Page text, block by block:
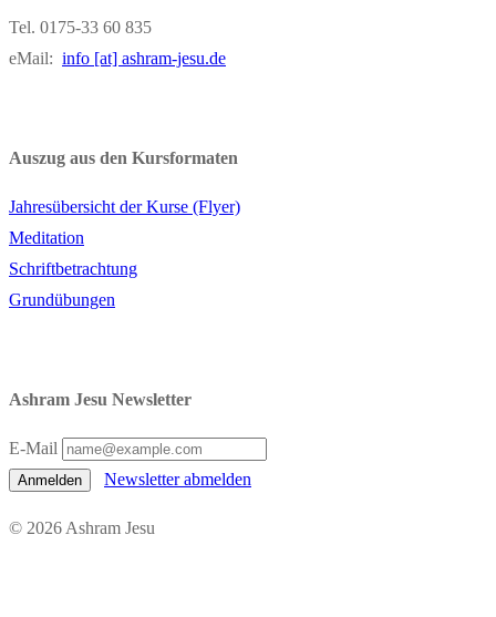
Tel. 0175-33 60 835
eMail: info [at] ashram-jesu.de
Auszug aus den Kursformaten
Jahresübersicht der Kurse (Flyer)
Meditation
Schriftbetrachtung
Grundübungen
Ashram Jesu Newsletter
E-Mail
Anmelden Newsletter abmelden
© 2026 Ashram Jesu